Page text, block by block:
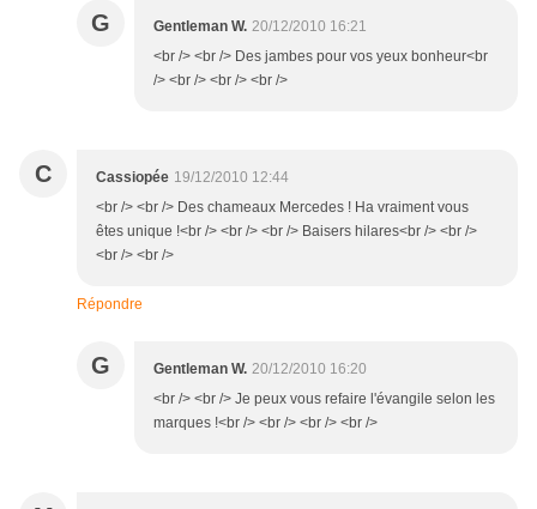
G Gentleman W. 20/12/2010 16:21
<br /> <br /> Des jambes pour vos yeux bonheur<br
/> <br /> <br /> <br />
C Cassiopée 19/12/2010 12:44
<br /> <br /> Des chameaux Mercedes ! Ha vraiment vous
êtes unique !<br /> <br /> <br /> Baisers hilares<br /> <br />
<br /> <br />
Répondre
G Gentleman W. 20/12/2010 16:20
<br /> <br /> Je peux vous refaire l'évangile selon les
marques !<br /> <br /> <br /> <br />